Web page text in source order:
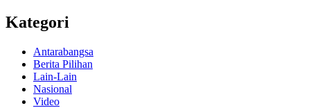
Kategori
Antarabangsa
Berita Pilihan
Lain-Lain
Nasional
Video